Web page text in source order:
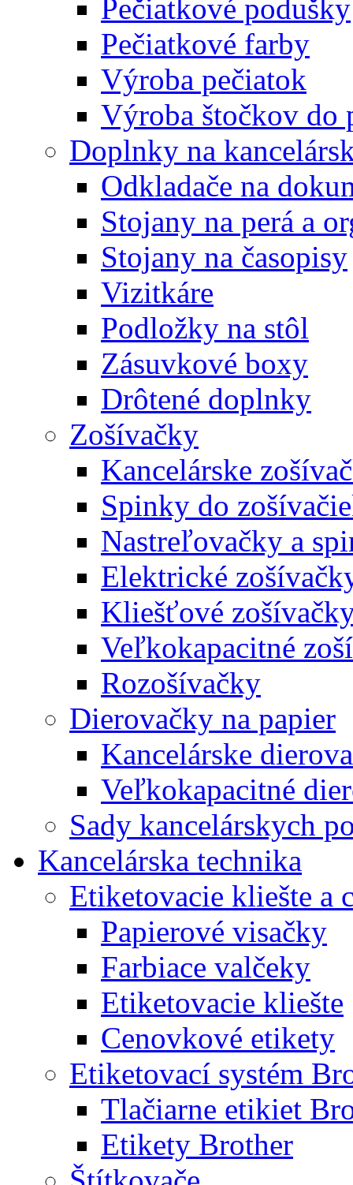
Pečiatkové podušky
Pečiatkové farby
Výroba pečiatok
Výroba štočkov do
Doplnky na
Odkladače na
Stojany na perá a
Stojany na časopisy
Vizitkáre
Podložky na stôl
Zásuvkové boxy
Drôtené doplnky
Zošívačky
Kancelárske
Spinky do
Nastreľovačky a
Elektrické
Kliešťové
Veľkokapacitné
Rozošívačky
Dierovačky na papier
Kancelárske
Veľkokapacitné
Sady kancelárskych
Kancelárska technika
Etiketovacie kliešte a
Papierové visačky
Farbiace valčeky
Etiketovacie kliešte
Cenovkové etikety
Etiketovací systém
Tlačiarne etikiet
Etikety Brother